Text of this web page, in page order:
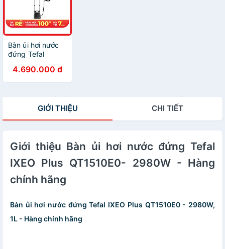
Bàn ủi hơi nước
đứng Tefal
Hàng Chính Hãng
- Chỉ Giao Hồ Chí
4.690.000 đ
GIỚI THIỆU CHI TIẾT
Giới thiệu Bàn ủi hơi nước đứng Tefal
IXEO Plus QT1510E0- 2980W - Hàng
chính hãng
Bàn ủi hơi nước đứng Tefal IXEO Plus QT1510E0 - 2980W,
1L - Hàng chính hãng